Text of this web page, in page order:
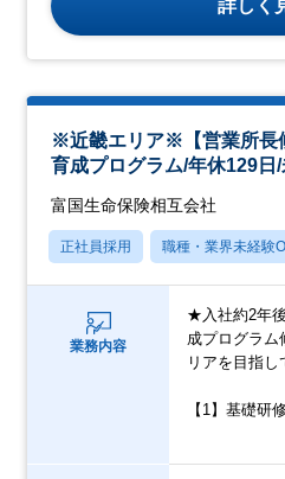
詳しく
※近畿エリア※【営業所長
育成プログラム/年休129日
富国生命保険相互会社
正社員採用 職種・業界未経験
業務内容
★入社約2年
成プログラム
リアを目指し
【1】基礎研